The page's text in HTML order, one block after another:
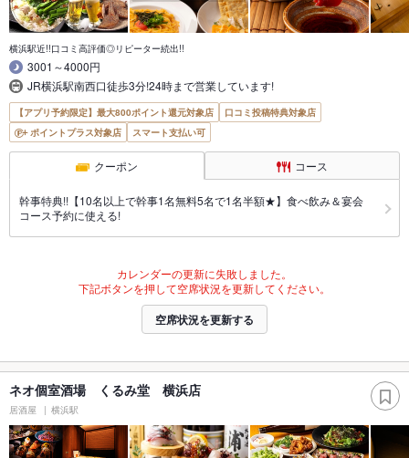
横浜駅近!!口コミ高評価◎リピーター続出!!
3001～4000円
JR横浜駅南西口徒歩3分!24時まで営業しています!
【アプリ予約限定】最大800ポイント還元対象店
口コミ投稿特典対象店
ポイントプラス対象店
スマート支払い可
クーポン コース
幹事特典!!【10名以上で幹事1名無料5名で1名半額★】食べ飲み＆宴会
コース予約に使える!
カレンダーの更新に失敗しました。
下記ボタンを押して空席状況を更新してください。
空席状況を更新する
ネオ個室酒場 くるみ堂 横浜店
居酒屋 横浜駅